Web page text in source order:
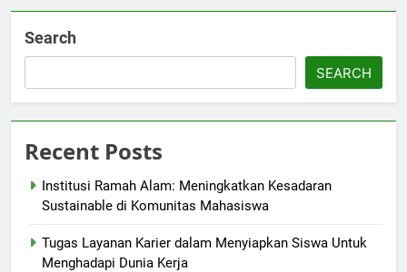
Search
SEARCH
Recent Posts
Institusi Ramah Alam: Meningkatkan Kesadaran
Sustainable di Komunitas Mahasiswa
Tugas Layanan Karier dalam Menyiapkan Siswa Untuk
Menghadapi Dunia Kerja